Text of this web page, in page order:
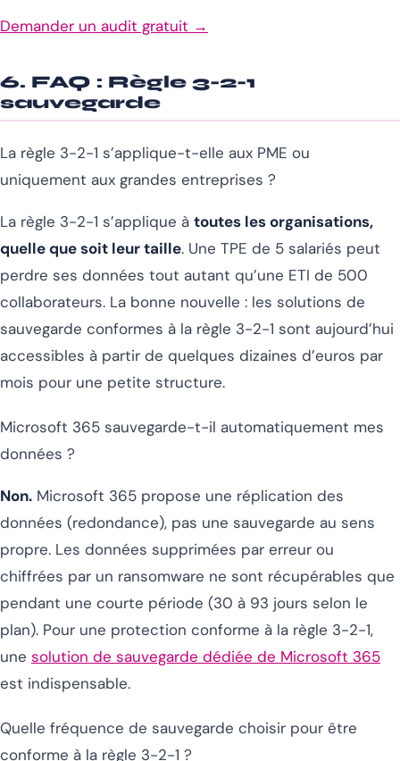
Demander un audit gratuit →
6. FAQ : Règle 3-2-1
sauvegarde
La règle 3-2-1 s’applique-t-elle aux PME ou
uniquement aux grandes entreprises ?
La règle 3-2-1 s’applique à toutes les organisations,
quelle que soit leur taille. Une TPE de 5 salariés peut
perdre ses données tout autant qu’une ETI de 500
collaborateurs. La bonne nouvelle : les solutions de
sauvegarde conformes à la règle 3-2-1 sont aujourd’hui
accessibles à partir de quelques dizaines d’euros par
mois pour une petite structure.
Microsoft 365 sauvegarde-t-il automatiquement mes
données ?
Non. Microsoft 365 propose une réplication des
données (redondance), pas une sauvegarde au sens
propre. Les données supprimées par erreur ou
chiffrées par un ransomware ne sont récupérables que
pendant une courte période (30 à 93 jours selon le
plan). Pour une protection conforme à la règle 3-2-1,
une solution de sauvegarde dédiée de Microsoft 365
est indispensable.
Quelle fréquence de sauvegarde choisir pour être
conforme à la règle 3-2-1 ?